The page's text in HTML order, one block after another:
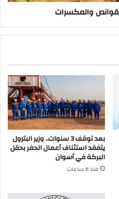
والمكسرات
بعد توقف 3 سنوات.. وزير البترول
يتفقد استئناف أعمال الحفر بحقل
البركة في أسوان
منذ 6 ساعات